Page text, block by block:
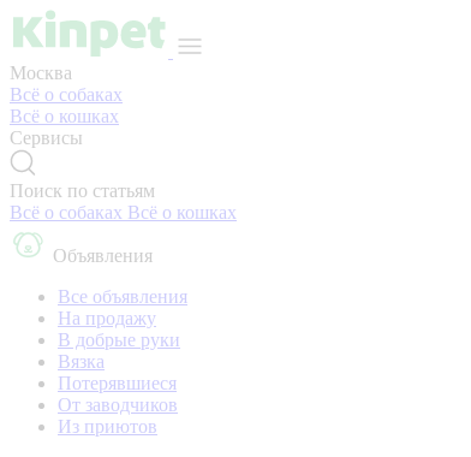
Москва
Всё о собаках
Всё о кошках
Сервисы
Поиск по статьям
Всё о собаках Всё о кошках
Объявления
Все объявления
На продажу
В добрые руки
Вязка
Потерявшиеся
От заводчиков
Из приютов